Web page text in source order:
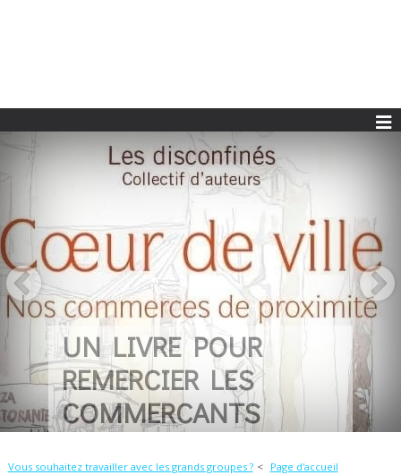
UN LIVRE POUR
REMERCIER LES
COMMERCANTS
Vous souhaitez travailler avec les grands groupes ?
Page d'accueil